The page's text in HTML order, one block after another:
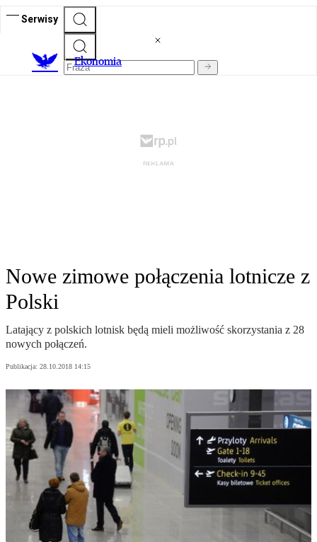
Serwisy
Ekonomia
Nowe zimowe połączenia lotnicze z
Polski
Latający z polskich lotnisk będą mieli możliwość skorzystania z 28
nowych połączeń.
Publikacja: 28.10.2018 14:15